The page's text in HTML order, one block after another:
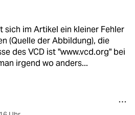
sich im Artikel ein kleiner Fehler
(Quelle der Abbildung), die
des VCD ist "www.vcd.org" bei
irgend wo anders...